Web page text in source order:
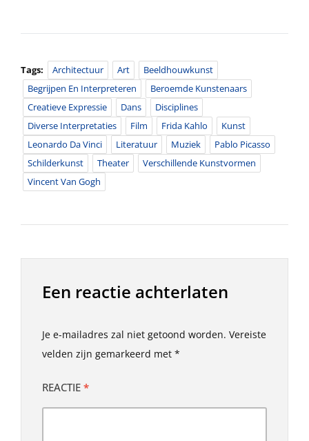
Tags: Architectuur Art
Beeldhouwkunst
Begrijpen En Interpreteren
Beroemde Kunstenaars
Creatieve Expressie
Dans
Disciplines
Diverse Interpretaties
Film Frida Kahlo
Kunst
Leonardo Da Vinci
Literatuur Muziek
Pablo Picasso
Schilderkunst
Theater
Verschillende Kunstvormen
Vincent Van Gogh
Een reactie achterlaten
Je e-mailadres zal niet getoond worden. Vereiste
velden zijn gemarkeerd met *
REACTIE *